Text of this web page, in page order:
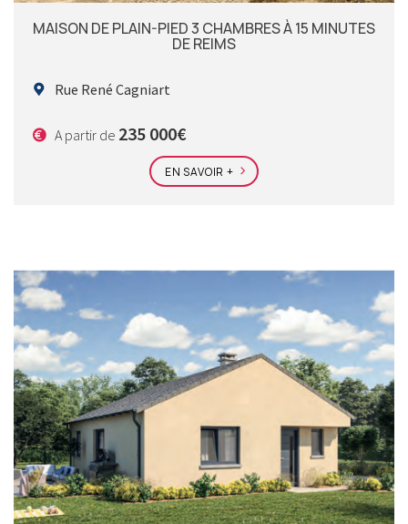
MAISON DE PLAIN-PIED 3 CHAMBRES À 15 MINUTES
DE REIMS
Rue René Cagniart
A partir de 235 000€
EN SAVOIR +